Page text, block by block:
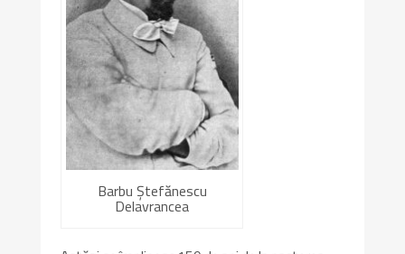
Barbu Ștefănescu
Delavrancea